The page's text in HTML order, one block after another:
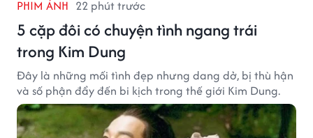
PHIM ẢNH 22 phút trước
5 cặp đôi có chuyện tình ngang trái
trong Kim Dung
Đây là những mối tình đẹp nhưng dang dở, bị thù hận
và số phận đẩy đến bi kịch trong thế giới Kim Dung.